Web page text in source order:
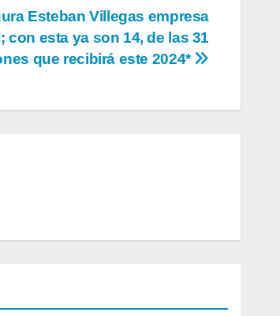
Esteban Villegas empresa
con esta ya son 14, de las 31
que recibirá este 2024*